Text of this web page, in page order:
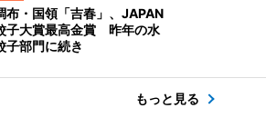
布・国領「吉春」、JAPAN
子大賞最高金賞 昨年の水
子部門に続き
もっと見る